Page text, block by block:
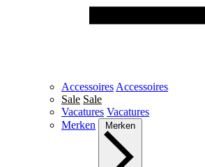
Accessoires Accessoires
Sale Sale
Vacatures Vacatures
Merken
Merken